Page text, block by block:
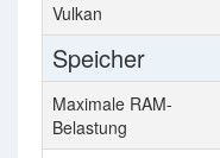
Vulkan
Speicher
Maximale RAM-
Belastung